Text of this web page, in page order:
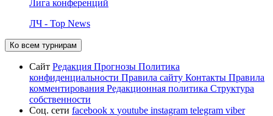
Лига конференций
ЛЧ - Top News
Ко всем турнирам
Сайт Редакция Прогнозы Политика
конфиденциальности Правила сайту Контакты Правила
комментирования Редакционная политика Структура
собственности
Соц. сети facebook x youtube instagram telegram viber